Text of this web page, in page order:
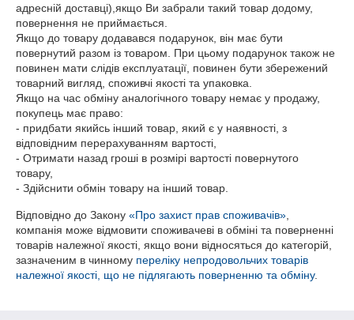
адресній доставці),якщо Ви забрали такий товар додому,
повернення не приймається.
Якщо до товару додавався подарунок, він має бути
повернутий разом із товаром. При цьому подарунок також не
повинен мати слідів експлуатації, повинен бути збережений
товарний вигляд, споживчі якості та упаковка.
Якщо на час обміну аналогічного товару немає у продажу,
покупець має право:
- придбати якийсь інший товар, який є у наявності, з
відповідним перерахуванням вартості,
- Отримати назад гроші в розмірі вартості повернутого
товару,
- Здійснити обмін товару на інший товар.
Відповідно до Закону «Про захист прав споживачів»
компанія може відмовити споживачеві в обміні та поверненні
товарів належної якості, якщо вони відносяться до категорій,
зазначеним в чинному переліку непродовольчих товарів
належної якості, що не підлягають поверненню та обміну.